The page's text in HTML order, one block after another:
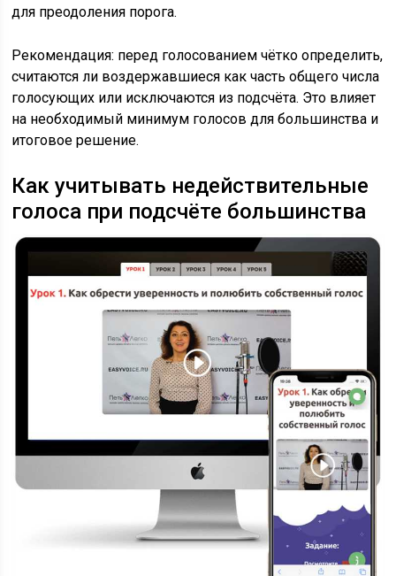
для преодоления порога.
Рекомендация: перед голосованием чётко определить,
считаются ли воздержавшиеся как часть общего числа
голосующих или исключаются из подсчёта. Это влияет
на необходимый минимум голосов для большинства и
итоговое решение.
Как учитывать недействительные
голоса при подсчёте большинства